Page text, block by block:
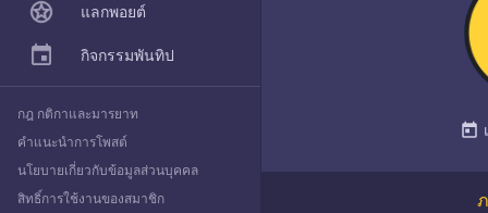
today
Explore
แลกพอยต์
กิจกรรมพันทิป
กฎ กติกาและมารยาท
คำแนะนำการโพสต์
นโยบายเกี่ยวกับข้อมูลส่วนบุคคล
สิทธิ์การใช้งานของสมาชิก